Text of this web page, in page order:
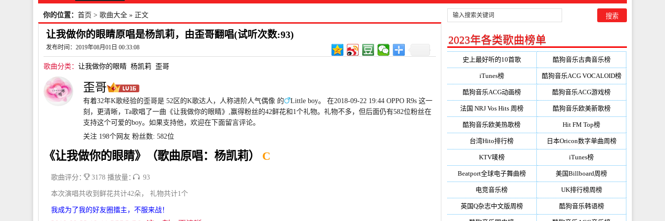
你的位置： 首页 > 歌曲大全 » 正文
让我做你的眼睛原唱是杨凯莉，由歪哥翻唱(试听次数:93)
发布时间：2019年08月01日 00:33:08
歌曲分类： 让我做你的眼睛 杨凯莉 歪哥
歪哥
有着32年K歌经验的歪哥是 52区的K歌达人，人称进阶人气偶像 的
Little boy。 在2018-09-22 19:44 OPPO R9s 这一
刻，更清晰，Ta歌唱了一曲《让我做你的眼睛》,赢得粉丝的42鲜花和1个礼物。礼物不多，但后面仍有582位粉丝在
支持这个可爱的boy。如果支持他，欢迎在下面留言评论。
关注 198个网友 粉丝数: 582位
《让我做你的眼睛》（歌曲原唱：杨凯莉） C
歌曲评分： 3178 播放量： 93
本次演唱共收到鲜花共计42朵， 礼物共计1个
我成为了我的好友圈擂主，不服来战！
2023年各类歌曲榜单
史上最好听的10首歌 酷狗音乐古典音乐榜
iTunes榜 酷狗音乐ACG VOCALOID榜
酷狗音乐ACG动画榜 酷狗音乐ACG游戏榜
法国 NRJ Vos Hits 周榜 酷狗音乐欧美新歌榜
酷狗音乐欧美热歌榜 Hit FM Top榜
台湾Hito排行榜 日本Oricon数字单曲周榜
KTV唛榜 iTunes榜
Beatport全球电子舞曲榜 美国Billboard周榜
电竞音乐榜 UK排行榜周榜
英国Q杂志中文版周榜 酷狗音乐韩语榜